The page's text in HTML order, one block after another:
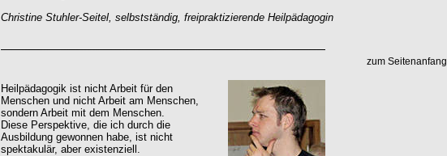
Christine Stuhler-Seitel, selbstständig, freipraktizierende Heilpädagogin
zum Seitenanfang
Heilpädagogik ist nicht Arbeit für den
Menschen und nicht Arbeit am Menschen,
sondern Arbeit mit dem Menschen.
Diese Perspektive, die ich durch die
Ausbildung gewonnen habe, ist nicht
spektakulär, aber existenziell.